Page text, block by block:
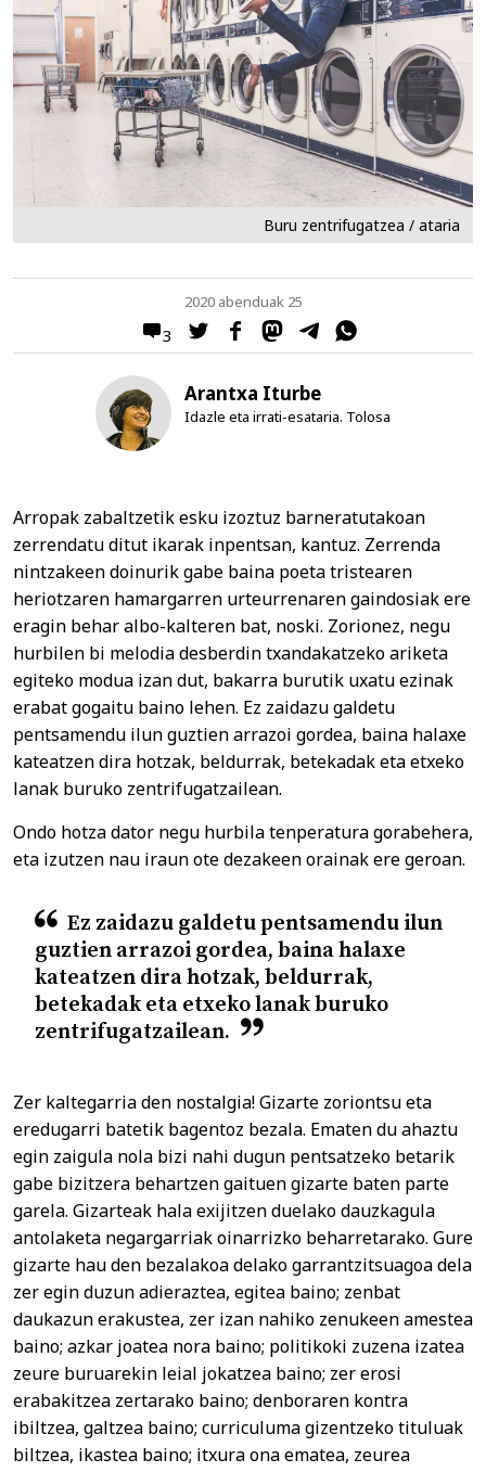
Buru zentrifugatzea / ataria
3
2020 abenduak 25
Arantxa Iturbe
Idazle eta irrati-esataria. Tolosa
Arropak zabaltzetik esku izoztuz barneratutakoan
zerrendatu ditut ikarak inpentsan, kantuz. Zerrenda
nintzakeen doinurik gabe baina poeta tristearen
heriotzaren hamargarren urteurrenaren gaindosiak ere
eragin behar albo-kalteren bat, noski. Zorionez, negu
hurbilen bi melodia desberdin txandakatzeko ariketa
egiteko modua izan dut, bakarra burutik uxatu ezinak
erabat gogaitu baino lehen. Ez zaidazu galdetu
pentsamendu ilun guztien arrazoi gordea, baina halaxe
kateatzen dira hotzak, beldurrak, betekadak eta etxeko
lanak buruko zentrifugatzailean.
Ondo hotza dator negu hurbila tenperatura gorabehera,
eta izutzen nau iraun ote dezakeen orainak ere geroan.
Ez zaidazu galdetu pentsamendu ilun
guztien arrazoi gordea, baina halaxe
kateatzen dira hotzak, beldurrak,
betekadak eta etxeko lanak buruko
zentrifugatzailean.
Zer kaltegarria den nostalgia! Gizarte zoriontsu eta
eredugarri batetik bagentoz bezala. Ematen du ahaztu
egin zaigula nola bizi nahi dugun pentsatzeko betarik
gabe bizitzera behartzen gaituen gizarte baten parte
garela. Gizarteak hala exijitzen duelako dauzkagula
antolaketa negargarriak oinarrizko beharretarako. Gure
gizarte hau den bezalakoa delako garrantzitsuagoa dela
zer egin duzun adieraztea, egitea baino; zenbat
daukazun erakustea, zer izan nahiko zenukeen amestea
baino; azkar joatea nora baino; politikoki zuzena izatea
zeure buruarekin leial jokatzea baino; zer erosi
erabakitzea zertarako baino; denboraren kontra
ibiltzea, galtzea baino; curriculuma gizentzeko tituluak
biltzea, ikastea baino; itxura ona ematea, zeurea